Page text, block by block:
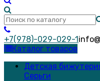
+7(978)-029-029-1
Каталог товаров
Детская
Серьги